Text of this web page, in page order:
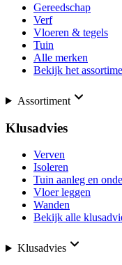
Gereedschap
Verf
Vloeren & tegels
Tuin
Alle merken
Bekijk het
Assortiment
Klusadvies
Verven
Isoleren
Tuin aanleg en
Vloer leggen
Wanden
Bekijk alle
Klusadvies